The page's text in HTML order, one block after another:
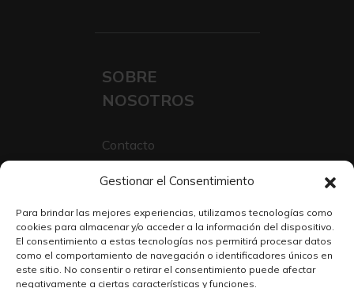
Gestionar el Consentimiento
Para brindar las mejores experiencias, utilizamos tecnologías como
cookies para almacenar y/o acceder a la información del dispositivo.
El consentimiento a estas tecnologías nos permitirá procesar datos
como el comportamiento de navegación o identificadores únicos en
este sitio. No consentir o retirar el consentimiento puede afectar
negativamente a ciertas características y funciones.
SOBRE
NOSOTROS
Contacto